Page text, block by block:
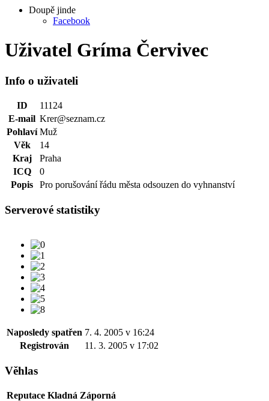
Doupě jinde
Facebook
Uživatel Gríma Červivec
Info o uživateli
ID
11124
E-mail Krer@seznam.cz
Pohlaví Muž
Věk
14
Kraj
Praha
ICQ
0
Popis
Pro porušování řádu města odsouzen do vyhnanství
Serverové statistiky
Naposledy spatřen 7. 4. 2005 v 16:24
Registrován
11. 3. 2005 v 17:02
Věhlas
Reputace Kladná Záporná